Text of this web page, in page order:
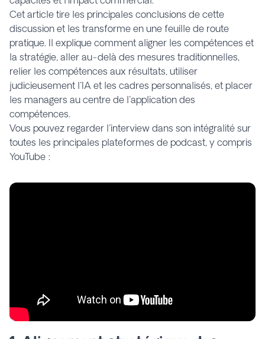
Cet article tire les principales conclusions de cette
discussion et les transforme en une feuille de route
pratique. Il explique comment aligner les compétences et
la stratégie, aller au-delà des mesures traditionnelles,
relier les compétences aux résultats, utiliser
judicieusement l'IA et les cadres personnalisés, et placer
les managers au centre de l'application des
compétences.
Vous pouvez regarder l'interview dans son intégralité sur
toutes les principales plateformes de podcast, y compris
YouTube :